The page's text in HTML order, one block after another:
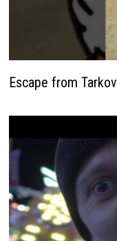
Escape from Tarkov